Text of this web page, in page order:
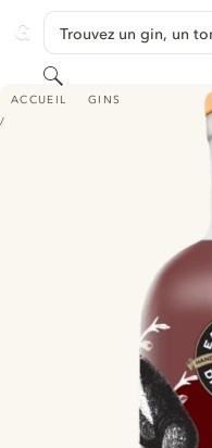
GINVENTORY
Trouvez un gin, un
Rechercher
ACCUEIL GINS
EAU CLAIRE DISTILLERY